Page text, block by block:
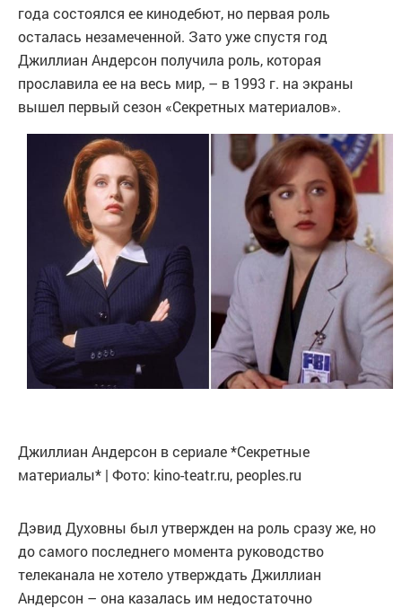
года состоялся ее кинодебют, но первая роль
осталась незамеченной. Зато уже спустя год
Джиллиан Андерсон получила роль, которая
прославила ее на весь мир, – в 1993 г. на экраны
вышел первый сезон «Секретных материалов».
Джиллиан Андерсон в сериале *Секретные
материалы* | Фото: kino-teatr.ru, peoples.ru
Дэвид Духовны был утвержден на роль сразу же, но
до самого последнего момента руководство
телеканала не хотело утверждать Джиллиан
Андерсон – она казалась им недостаточно